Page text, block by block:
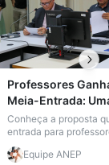
Professores
Meia-Entrada:
Conheça a proposta
entrada para
culturais e esportivos
educação brasileira.
Equipe ANEP